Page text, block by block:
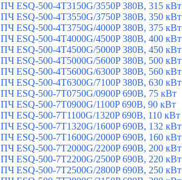
ПЧ ESQ-500-4T3150G/3550P 380В, 315 кВт
ПЧ ESQ-500-4T3550G/3750P 380В, 350 кВт
ПЧ ESQ-500-4T3750G/4000P 380В, 375 кВт
ПЧ ESQ-500-4T4000G/4500P 380В, 400 кВт
ПЧ ESQ-500-4T4500G/5000P 380В, 450 кВт
ПЧ ESQ-500-4T5000G/5600P 380В, 500 кВт
ПЧ ESQ-500-4T5600G/6300P 380В, 560 кВт
ПЧ ESQ-500-4T6300G/7100P 380В, 630 кВт
ПЧ ESQ-500-7T0750G/0900P 690В, 75 кВт
ПЧ ESQ-500-7T0900G/1100P 690В, 90 кВт
ПЧ ESQ-500-7T1100G/1320P 690В, 110 кВт
ПЧ ESQ-500-7T1320G/1600P 690В, 132 кВт
ПЧ ESQ-500-7T1600G/2000P 690В, 160 кВт
ПЧ ESQ-500-7T2000G/2200P 690В, 200 кВт
ПЧ ESQ-500-7T2200G/2500P 690В, 220 кВт
ПЧ ESQ-500-7T2500G/2800P 690В, 250 кВт